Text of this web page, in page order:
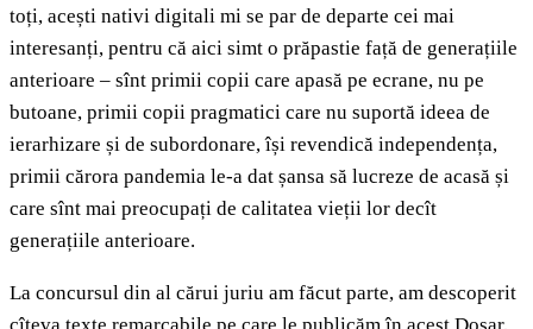
toți, acești nativi digitali mi se par de departe cei mai
interesanți, pentru că aici simt o prăpastie față de generațiile
anterioare – sînt primii copii care apasă pe ecrane, nu pe
butoane, primii copii pragmatici care nu suportă ideea de
ierarhizare și de subordonare, își revendică independența,
primii cărora pandemia le-a dat șansa să lucreze de acasă și
care sînt mai preocupați de calitatea vieții lor decît
generațiile anterioare.
La concursul din al cărui juriu am făcut parte, am descoperit